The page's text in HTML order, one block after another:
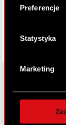
palca)
osobiste
preferencje
zgodę w
Preferencje
Statystyka
Marketing
O CD